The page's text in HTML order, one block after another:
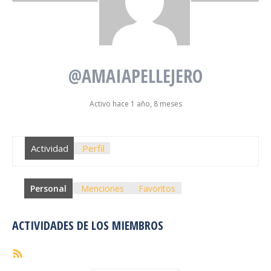
@AMAIAPELLEJERO
Activo hace 1 año, 8 meses
Actividad Perfil
Personal Menciones Favoritos
ACTIVIDADES DE LOS MIEMBROS